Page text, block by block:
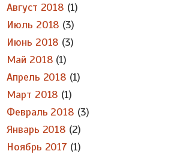
Август 2018 (1)
Июль 2018 (3)
Июнь 2018 (3)
Май 2018 (1)
Апрель 2018 (1)
Март 2018 (1)
Февраль 2018 (3)
Январь 2018 (2)
Ноябрь 2017 (1)